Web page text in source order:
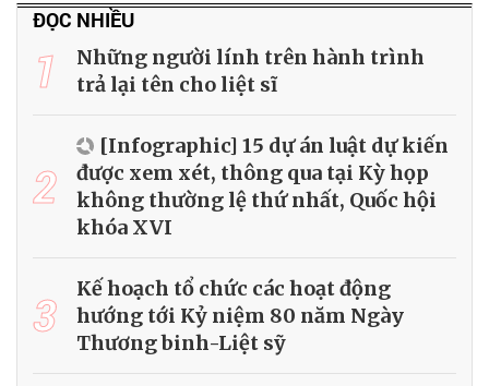
ĐỌC NHIỀU
1
Những người lính trên hành trình
trả lại tên cho liệt sĩ
2
[Infographic] 15 dự án luật dự kiến
được xem xét, thông qua tại Kỳ họp
không thường lệ thứ nhất, Quốc hội
khóa XVI
3
Kế hoạch tổ chức các hoạt động
hướng tới Kỷ niệm 80 năm Ngày
Thương binh-Liệt sỹ